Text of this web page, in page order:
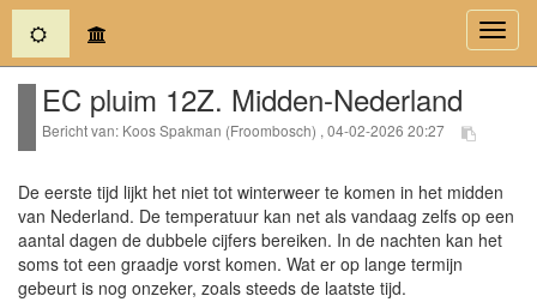
(current)
EC pluim 12Z. Midden-Nederland
Bericht van: Koos Spakman (Froombosch) , 04-02-2026 20:27
De eerste tijd lijkt het niet tot winterweer te komen in het midden
van Nederland. De temperatuur kan net als vandaag zelfs op een
aantal dagen de dubbele cijfers bereiken. In de nachten kan het
soms tot een graadje vorst komen. Wat er op lange termijn
gebeurt is nog onzeker, zoals steeds de laatste tijd.